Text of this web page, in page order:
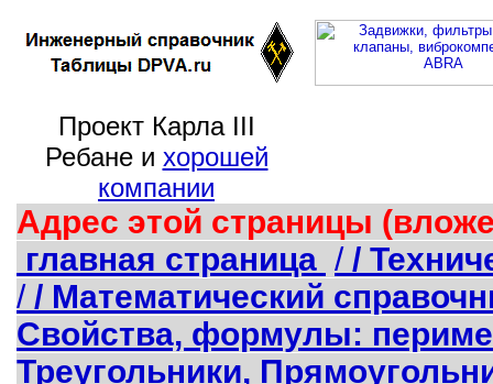
Проект Карла III
Ребане и хорошей
компании
Адрес этой страницы
главная страница //
// Математический
Свойства, формулы:
Треугольники,